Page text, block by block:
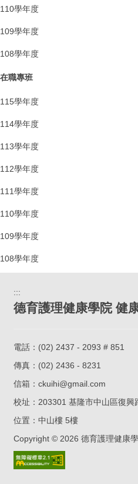
110學年度
109學年度
108學年度
在職專班
115學年度
114學年度
113學年度
112學年度
111學年度
110學年度
109學年度
108學年度
:::
德育護理健康學院 健
電話： (02) 2437 - 2093 # 851
傳真：(02) 2436 - 8231
信箱： ckuihi@gmail.com
校址： 203301 基隆市中山區復興
位置： 中山樓 5樓
Copyright © 2026 德育護理健康